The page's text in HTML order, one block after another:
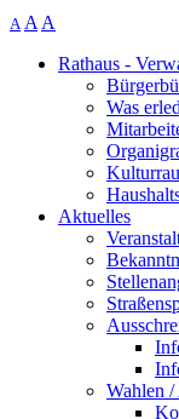
A A A
Rathaus -
Was
Aktuelles
Wahlen /